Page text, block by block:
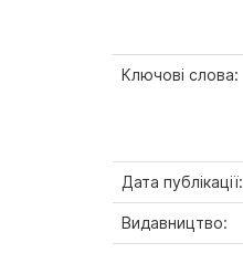
Ключові слова:
Дата публікації:
Видавництво: